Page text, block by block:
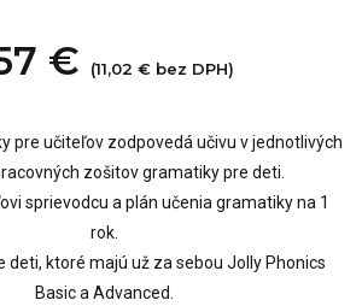
€ (11,02 €bez DPH)
pre učiteľov zodpovedá učivu v jednotlivých
zošitov gramatiky pre deti.
sprievodcu a plán učenia gramatiky na 1
rok.
deti, ktoré majú už za sebou Jolly Phonics
Basic a Advanced.